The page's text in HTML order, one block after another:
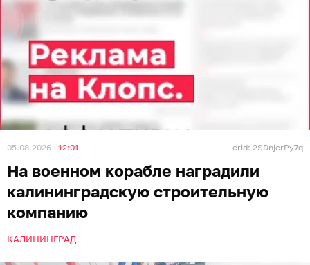
05.08.2026 12:01 erid: 2SDnjerPy7q
На военном корабле наградили
калининградскую строительную
компанию
КАЛИНИНГРАД